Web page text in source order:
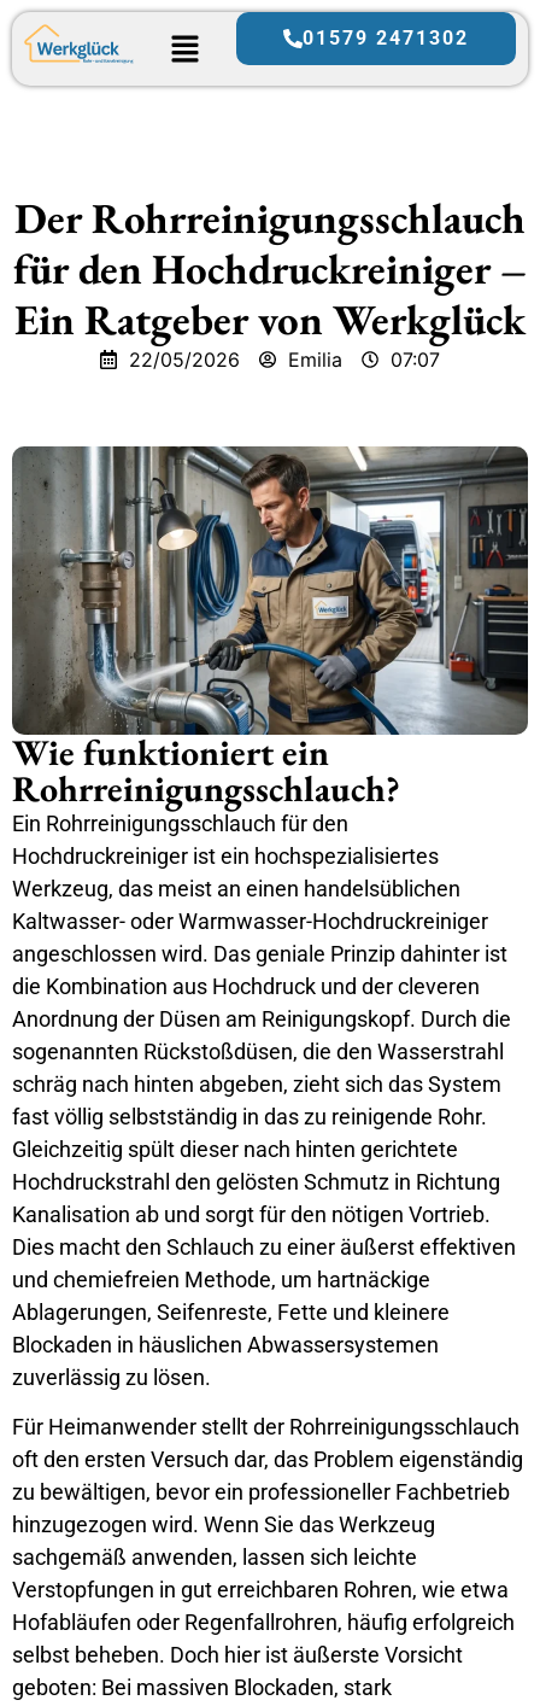
01579 2471302
Der Rohrreinigungsschlauch
für den Hochdruckreiniger –
Ein Ratgeber von Werkglück
22/05/2026 Emilia 07:07
Wie funktioniert ein
Rohrreinigungsschlauch?
Ein Rohrreinigungsschlauch für den
Hochdruckreiniger ist ein hochspezialisiertes
Werkzeug, das meist an einen handelsüblichen
Kaltwasser- oder Warmwasser-Hochdruckreiniger
angeschlossen wird. Das geniale Prinzip dahinter ist
die Kombination aus Hochdruck und der cleveren
Anordnung der Düsen am Reinigungskopf. Durch die
sogenannten Rückstoßdüsen, die den Wasserstrahl
schräg nach hinten abgeben, zieht sich das System
fast völlig selbstständig in das zu reinigende Rohr.
Gleichzeitig spült dieser nach hinten gerichtete
Hochdruckstrahl den gelösten Schmutz in Richtung
Kanalisation ab und sorgt für den nötigen Vortrieb.
Dies macht den Schlauch zu einer äußerst effektiven
und chemiefreien Methode, um hartnäckige
Ablagerungen, Seifenreste, Fette und kleinere
Blockaden in häuslichen Abwassersystemen
zuverlässig zu lösen.
Für Heimanwender stellt der Rohrreinigungsschlauch
oft den ersten Versuch dar, das Problem eigenständig
zu bewältigen, bevor ein professioneller Fachbetrieb
hinzugezogen wird. Wenn Sie das Werkzeug
sachgemäß anwenden, lassen sich leichte
Verstopfungen in gut erreichbaren Rohren, wie etwa
Hofabläufen oder Regenfallrohren, häufig erfolgreich
selbst beheben. Doch hier ist äußerste Vorsicht
geboten: Bei massiven Blockaden, stark